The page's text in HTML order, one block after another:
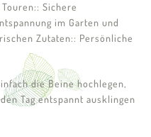
:: Sichere
im Garten und
Zutaten:: Persönliche
die Beine hochlegen,
Tag entspannt ausklingen